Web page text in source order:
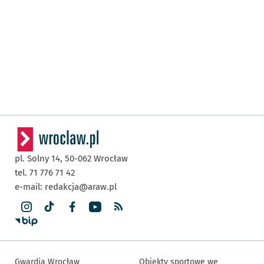
pl. Solny 14, 50-062 Wrocław
tel. 71 776 71 42
e-mail: redakcja@araw.pl
Gwardia Wrocław Obiekty sportowe we